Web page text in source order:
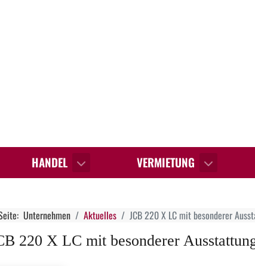
HANDEL VERMIETUNG
Unternehmen Aktuelles JCB 220 X LC mit besonderer
220 X LC mit besonderer